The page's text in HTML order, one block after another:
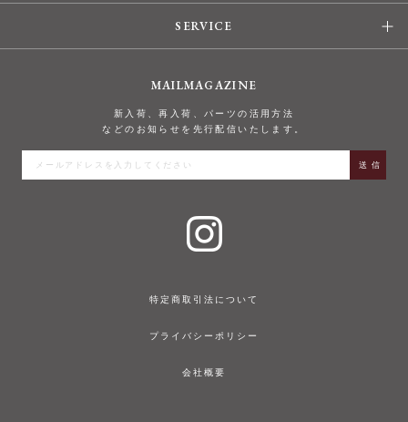
SERVICE
MAILMAGAZINE
新入荷、再入荷、パーツの活用方法
などのお知らせを先行配信いたします。
特定商取引法について
プライバシーポリシー
会社概要